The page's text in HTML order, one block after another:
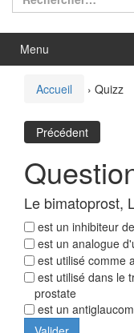
Menu
Accueil › Quizz
Précédent
Le bimatoprost,
est un inhibiteur
est un analogue
est utilisé comme
est utilisé dans le
prostate
est un